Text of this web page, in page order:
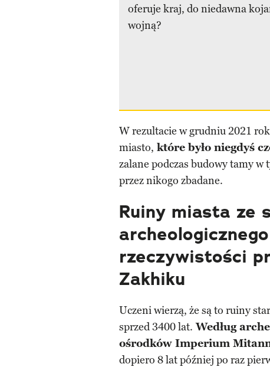
oferuje kraj, do niedawna
wojną?
W rezultacie w grudniu 2021
miasto, które było niegdyś
zalane podczas budowy tamy w
przez nikogo zbadane.
Ruiny miasta ze
rzeczywistości
Zakhiku
Uczeni wierzą, że są to ruiny
sprzed 3400 lat. Według
ośrodków Imperium
dopiero 8 lat później po raz